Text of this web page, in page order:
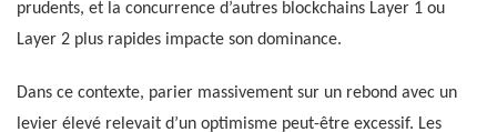
prudents, et la concurrence d’autres blockchains Layer 1 ou
Layer 2 plus rapides impacte son dominance.
Dans ce contexte, parier massivement sur un rebond avec un
levier élevé relevait d’un optimisme peut-être excessif. Les